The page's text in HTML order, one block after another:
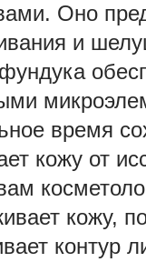
Оно
и
время
кожу от
кожу,
контур